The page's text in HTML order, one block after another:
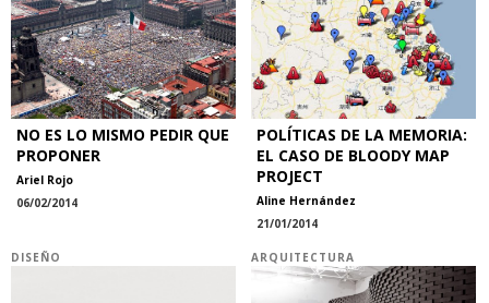
NO ES LO MISMO PEDIR QUE
PROPONER
Ariel Rojo
06/02/2014
POLÍTICAS DE LA MEMORIA:
EL CASO DE BLOODY MAP
PROJECT
Aline Hernández
21/01/2014
DISEÑO ARQUITECTURA